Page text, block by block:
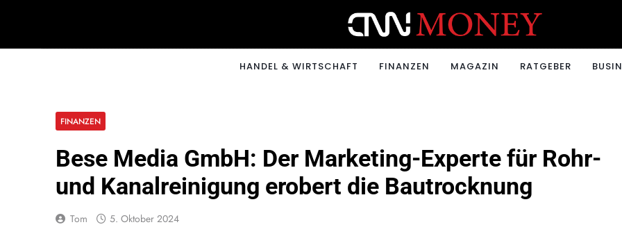
CNNMONEY.CH
HANDEL & WIRTSCHAFT FINANZEN MAGAZIN RATGEBER
FINANZEN
Bese Media GmbH: Der Marketing-Experte für Rohr-
und Kanalreinigung erobert die Bautrocknung
Tom 5. Oktober 2024